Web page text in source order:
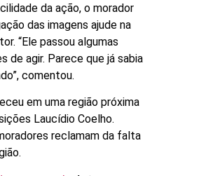
da ação, o morador
das imagens ajude na
“Ele passou algumas
de agir. Parece que já sabia
comentou.
em uma região próxima
Laucídio Coelho.
reclamam da falta